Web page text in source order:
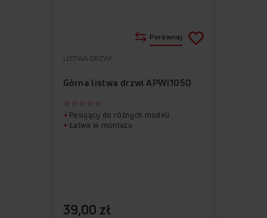
LISTWA DRZWI
Górna listwa drzwi APWI1050
Pasujący do różnych modeli
Łatwa w montażu
39,00 zł
Porównaj